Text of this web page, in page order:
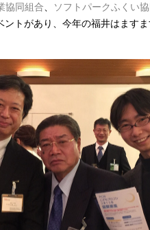
協同組合 ソフトパークふくい
トがあり、今年の福井はます